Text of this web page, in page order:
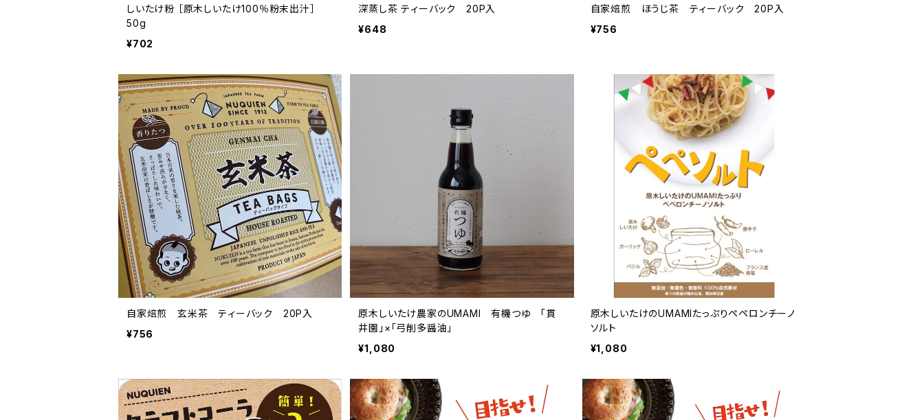
しいたけ粉 ［原木しいたけ100％粉末出汁］
50g
¥702
深蒸し茶 ティーバック 20P入
¥648
自家焙煎 ほうじ茶 ティーバック 20P入
¥756
自家焙煎 玄米茶 ティーバック 20P入
¥756
原木しいたけ農家のUMAMI 有機つゆ 「貫
井園」×「弓削多醤油」
¥1,080
原木しいたけのUMAMIたっぷりペペロンチーノ
ソルト
¥1,080